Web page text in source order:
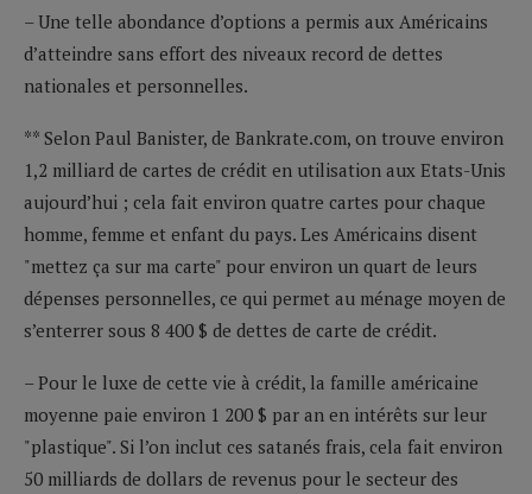
– Une telle abondance d’options a permis aux Américains
d’atteindre sans effort des niveaux record de dettes
nationales et personnelles.
** Selon Paul Banister, de Bankrate.com, on trouve environ
1,2 milliard de cartes de crédit en utilisation aux Etats-Unis
aujourd’hui ; cela fait environ quatre cartes pour chaque
homme, femme et enfant du pays. Les Américains disent
"mettez ça sur ma carte" pour environ un quart de leurs
dépenses personnelles, ce qui permet au ménage moyen de
s’enterrer sous 8 400 $ de dettes de carte de crédit.
– Pour le luxe de cette vie à crédit, la famille américaine
moyenne paie environ 1 200 $ par an en intérêts sur leur
"plastique". Si l’on inclut ces satanés frais, cela fait environ
50 milliards de dollars de revenus pour le secteur des